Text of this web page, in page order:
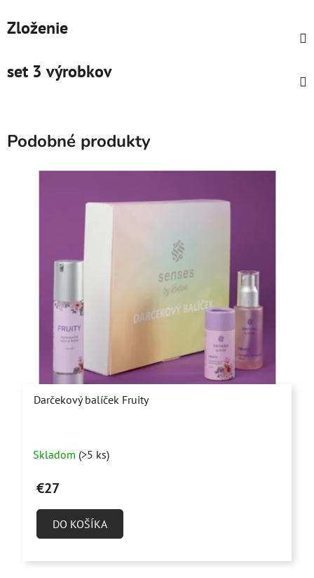
Zloženie
set 3 výrobkov
Podobné produkty
Darčekový balíček Fruity
hodnotenie
produktu
z
Skladom (>5 ks)
€27
DO KOŠÍKA